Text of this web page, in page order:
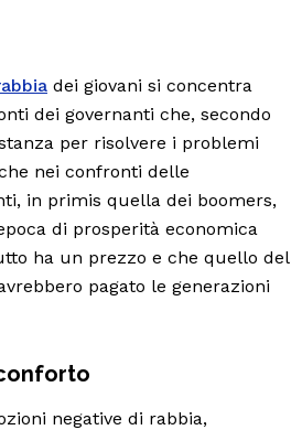
dei giovani si concentra
dei governanti che, secondo
per risolvere i problemi
nei confronti delle
in primis quella dei boomers,
di prosperità economica
ha un prezzo e che quello del
pagato le generazioni
negative di rabbia,